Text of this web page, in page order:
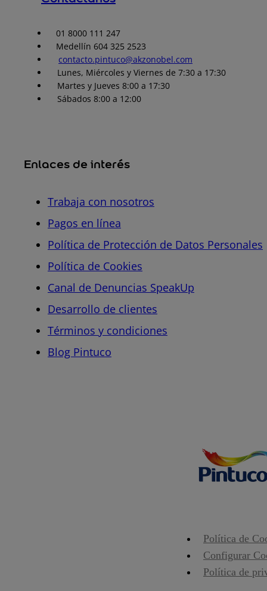
01 8000 111 247
Medellín 604 325 2523
contacto.pintuco@akzonobel.com
Lunes, Miércoles y Viernes de 7:30 a 17:30
Martes y Jueves 8:00 a 17:30
Sábados 8:00 a 12:00
Enlaces de interés
Trabaja con nosotros
Pagos en línea
Política de Protección de Datos Personales
Política de Cookies
Canal de Denuncias SpeakUp
Desarrollo de clientes
Términos y condiciones
Blog Pintuco
Política de
Configurar
Política de